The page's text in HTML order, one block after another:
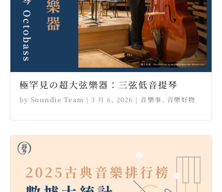
極罕見の超大弦樂器：三弦低音提琴
by Soundie Team | 3 月 6, 2026 | 音樂事 , 音樂好物